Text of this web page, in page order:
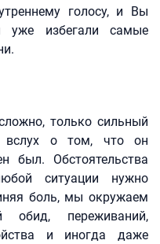
голосу, и Вы
уже избегали самые
только сильный
вслух о том, что он
был. Обстоятельства
ситуации нужно
боль, мы окружаем
обид, переживаний,
и иногда даже